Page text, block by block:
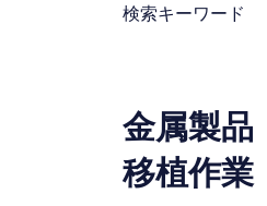
検索キーワード
金属製
移植作